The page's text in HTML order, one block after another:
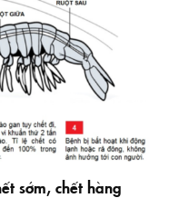
sớm, chết hàng